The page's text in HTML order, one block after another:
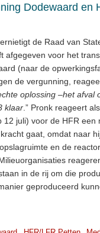
Dodewaard en
de Raad van
afgegeven voor het
(naar de
de vergunning,
oplossing –het afval
klaar .” Pronk reageert
12 juli) voor de HFR
gaat, omdat naar
en de
in de rij om die
geproduceerd